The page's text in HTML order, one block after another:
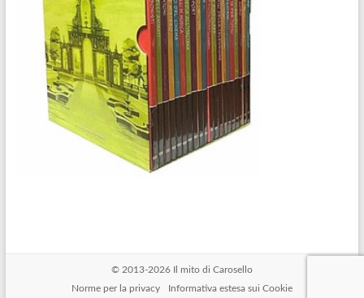
© 2013-2026 Il mito di Carosello
Norme per la privacy
Informativa estesa sui Cookie